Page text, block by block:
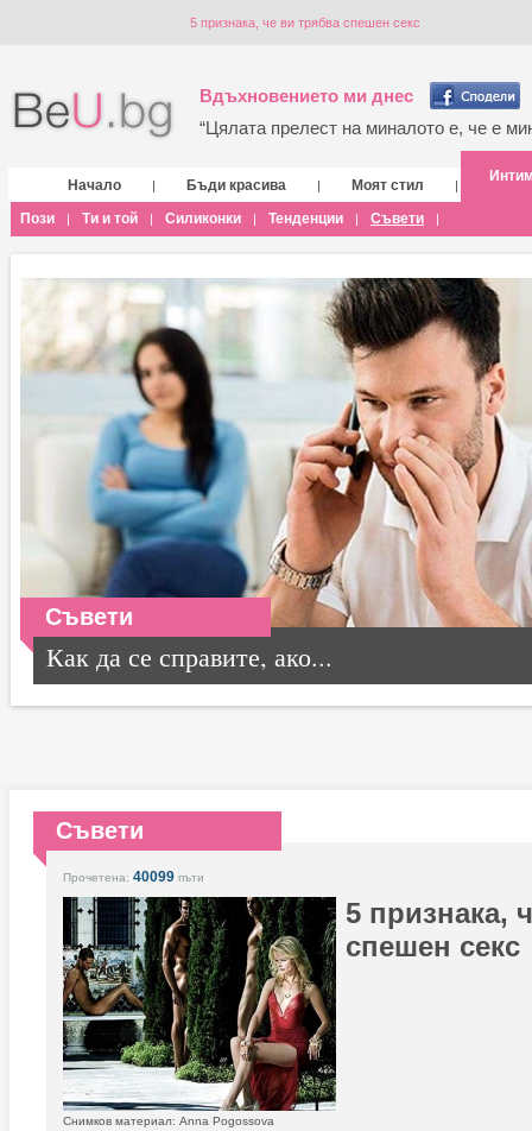
5 признака, че ви трябва спешен секс
Вдъхновението ми днес
“Цялата прелест на миналото е, че е
Начало | Бъди красива | Моят стил |
Пози | Ти и той | Силиконки | Тенденции | Съвети |
Съвети
Как да се справите, ако...
Съвети
Прочетена: 40099 пъти
5 признака,
спешен секс
Снимков материал: Anna Pogossova